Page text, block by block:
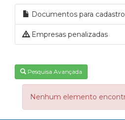
Documentos para cadastro
Empresas penalizadas
Pesquisa Avançada
Nenhum elemento